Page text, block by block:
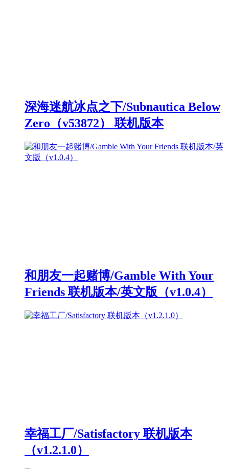
深海迷航冰点之下/Subnautica Below
Zero（v53872） 联机版本
和朋友一起赌博/Gamble With Your
Friends 联机版本/英文版（v1.0.4）
幸福工厂/Satisfactory 联机版本
（v1.2.1.0）